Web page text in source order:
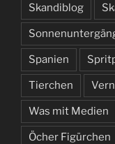
Skandiblog
Spanien
Tierchen
Was mit Medien
Öcher Figürchen